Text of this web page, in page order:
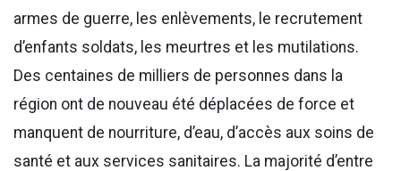
armes de guerre, les enlèvements, le recrutement
d’enfants soldats, les meurtres et les mutilations.
Des centaines de milliers de personnes dans la
région ont de nouveau été déplacées de force et
manquent de nourriture, d’eau, d’accès aux soins de
santé et aux services sanitaires. La majorité d’entre